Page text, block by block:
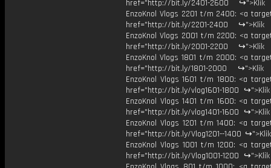
href="http://bit.ly/2401-2600 ↪">Klik
EnzoKnol Vlogs 2201 t/m 2400: <a
href="http://bit.ly/2201-2400 ↪">Klik
EnzoKnol Vlogs 2001 t/m 2200: <a
href="http://bit.ly/2001-2200 ↪">Klik
EnzoKnol Vlogs 1801 t/m 2000: <a
href="http://bit.ly/1801-2000 ↪">Klik
EnzoKnol Vlogs 1601 t/m 1800: <a
href="http://bit.ly/vlog1601-1800
EnzoKnol Vlogs 1401 t/m 1600: <a
href="http://bit.ly/vlog1401-1600
EnzoKnol Vlogs 1201 t/m 1400: <a
href="http://bit.ly/Vlog1201--1400
EnzoKnol Vlogs 1001 t/m 1200: <a
href="http://bit.ly/Vlog1001-1200